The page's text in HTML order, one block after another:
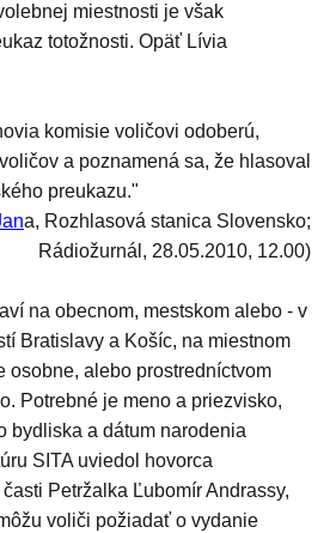
miestnosti je však
totožnosti. Opäť Lívia
komisie voličovi odoberú,
a poznamená sa, že hlasoval
preukazu."
a, Rozhlasová stanica Slovensko;
Rádiožurnál, 28.05.2010, 12.00)
na obecnom, mestskom alebo - v
Bratislavy a Košíc, na miestnom
osobne, alebo prostredníctvom
Potrebné je meno a priezvisko,
bydliska a dátum narodenia
SITA uviedol hovorca
Petržalka Ľubomír Andrassy,
voliči požiadať o vydanie